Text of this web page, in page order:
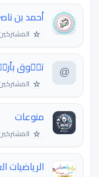
أحمد بن
☆ المشتركين:
تسۜوق
☆ المشتركين:
منوعات
☆ المشتركين:
الرياضيات